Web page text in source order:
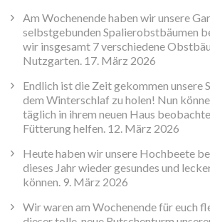
Am Wochenende haben wir unsere
selbstgebunden Spalierobstbäumen
wir insgesamt 7 verschiedene
Nutzgarten. 17. März 2026
Endlich ist die Zeit gekommen unsere
dem Winterschlaf zu holen! Nun
täglich in ihrem neuen Haus
Fütterung helfen. 12. März 2026
Heute haben wir unsere Hochbeete
dieses Jahr wieder gesundes und
können. 9. März 2026
Wir waren am Wochenende für euch